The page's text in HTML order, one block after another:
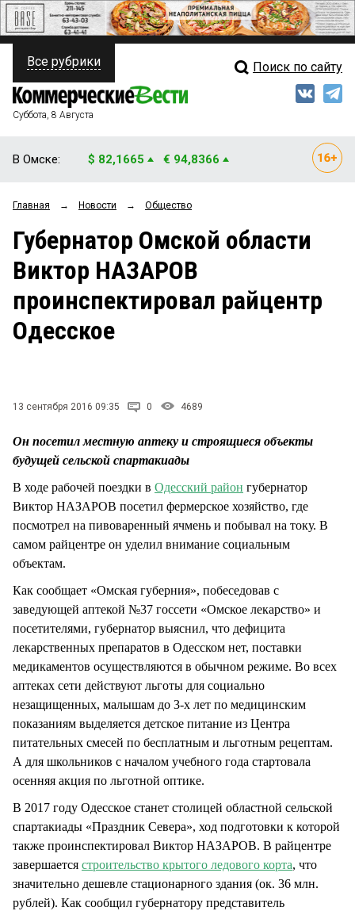
ПОЛИТИКА
ФИНАНСЫ
ОБЩЕСТВО
ЗАКОН
НОВОСТИ КОМПАНИЙ
Свежий выпуск
Рейтинги
Архив
Все рубрики Поиск по сайту
Суббота, 8 Августа
В Омске: $ 82,1665 € 94,8366
Главная → Новости → Общество
Губернатор Омской области
Виктор НАЗАРОВ
проинспектировал райцентр
Одесское
13 сентября 2016 09:35 0 4689
Он посетил местную аптеку и строящиеся объекты
будущей сельской спартакиады
В ходе рабочей поездки в Одесский район губернатор
Виктор НАЗАРОВ посетил фермерское хозяйство, где
посмотрел на пивоваренный ячмень и побывал на току. В
самом райцентре он уделил внимание социальным
объектам.
Как сообщает «Омская губерния», побеседовав с
заведующей аптекой №37 госсети «Омское лекарство» и
посетителями, губернатор выяснил, что дефицита
лекарственных препаратов в Одесском нет, поставки
медикаментов осуществляются в обычном режиме. Во всех
аптеках сети действуют льготы для социально
незащищенных, малышам до 3-х лет по медицинским
показаниям выделяется детское питание из Центра
питательных смесей по бесплатным и льготным рецептам.
А для школьников с началом учебного года стартовала
осенняя акция по льготной оптике.
В 2017 году Одесское станет столицей областной сельской
спартакиады «Праздник Севера», ход подготовки к которой
также проинспектировал Виктор НАЗАРОВ. В райцентре
завершается строительство крытого ледового корта, что
значительно дешевле стационарного здания (ок. 36 млн.
рублей). Как сообщил губернатору представитель